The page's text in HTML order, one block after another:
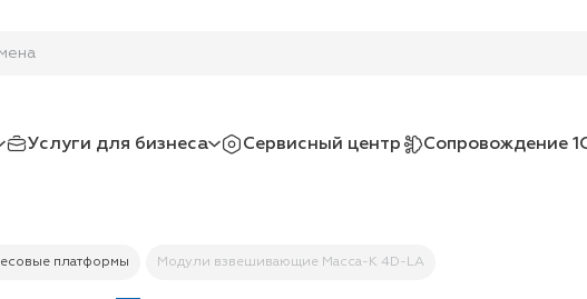
Услуги для бизнеса Сервисный центр Сопровождение
платформы Модули взвешивающие Масса-К 4D-LA